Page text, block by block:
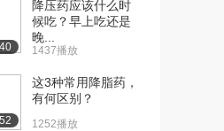
降压药应该什么时
候吃？早上吃还是
晚...
1437播放
这3种常用降脂药，
有何区别？
1252播放